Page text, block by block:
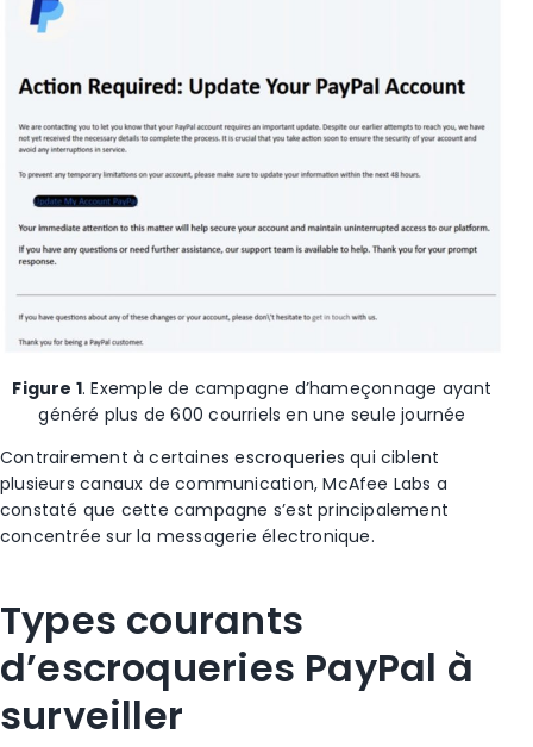
Figure 1.Exemple de campagne d’hameçonnage ayant
généré plus de 600 courriels en une seule journée
Contrairement à certaines escroqueries qui ciblent
plusieurs canaux de communication, McAfee Labs a
constaté que cette campagne s’est principalement
concentrée sur la messagerie électronique.
Types courants
d’escroqueries PayPal à
surveiller